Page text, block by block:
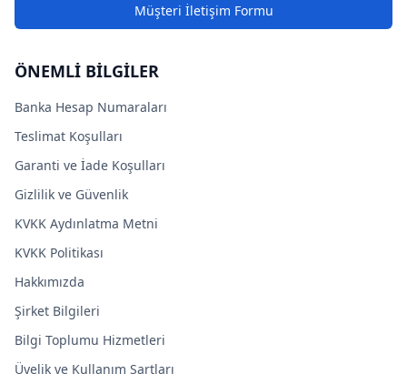
Müşteri İletişim Formu
ÖNEMLİ BİLGİLER
Banka Hesap Numaraları
Teslimat Koşulları
Garanti ve İade Koşulları
Gizlilik ve Güvenlik
KVKK Aydınlatma Metni
KVKK Politikası
Hakkımızda
Şirket Bilgileri
Bilgi Toplumu Hizmetleri
Üyelik ve Kullanım Şartları